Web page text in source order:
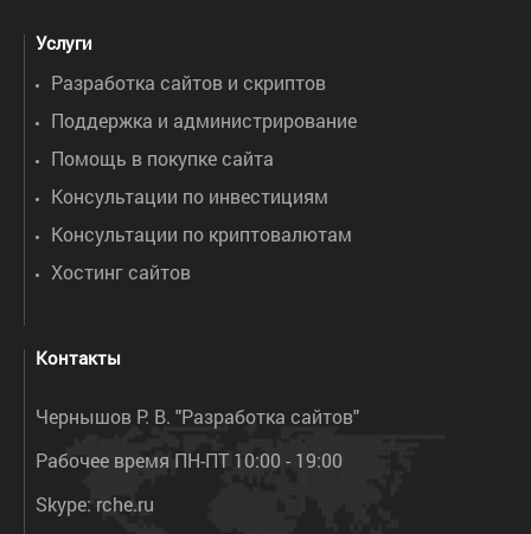
Услуги
Разработка сайтов и скриптов
Поддержка и администрирование
Помощь в покупке сайта
Консультации по инвестициям
Консультации по криптовалютам
Хостинг сайтов
Контакты
Чернышов Р. В. "Разработка сайтов"
Рабочее время ПН-ПТ 10:00 - 19:00
Skype: rche.ru